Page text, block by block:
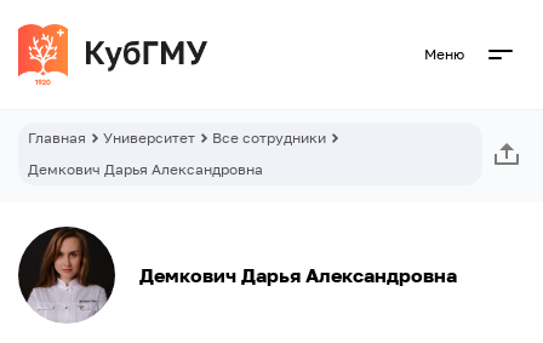
Меню
Главная Университет
Все сотрудники
Демкович Дарья Александровна
Демкович Дарья Александровна